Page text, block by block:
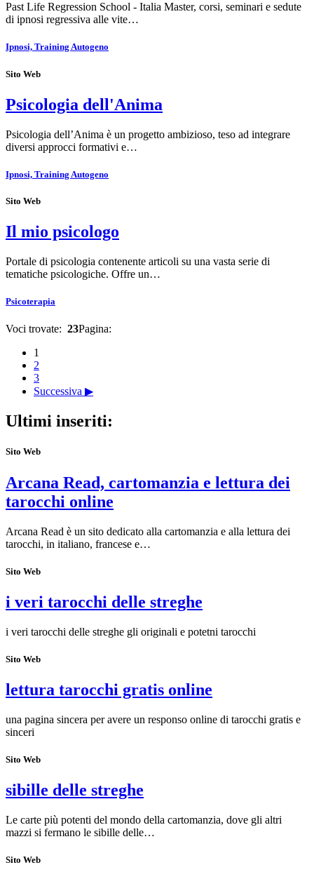
Past Life Regression School - Italia Master, corsi, seminari e sedute
di ipnosi regressiva alle vite…
Ipnosi, Training Autogeno
Sito Web
Psicologia dell'Anima
Psicologia dell’Anima è un progetto ambizioso, teso ad integrare
diversi approcci formativi e…
Ipnosi, Training Autogeno
Sito Web
Il mio psicologo
Portale di psicologia contenente articoli su una vasta serie di
tematiche psicologiche. Offre un…
Psicoterapia
Voci trovate: 23Pagina:
1
2
3
Successiva ▶
Ultimi inseriti:
Sito Web
Arcana Read, cartomanzia e lettura dei
tarocchi online
Arcana Read è un sito dedicato alla cartomanzia e alla lettura dei
tarocchi, in italiano, francese e…
Sito Web
i veri tarocchi delle streghe
i veri tarocchi delle streghe gli originali e potetni tarocchi
Sito Web
lettura tarocchi gratis online
una pagina sincera per avere un responso online di tarocchi gratis e
sinceri
Sito Web
sibille delle streghe
Le carte più potenti del mondo della cartomanzia, dove gli altri
mazzi si fermano le sibille delle…
Sito Web